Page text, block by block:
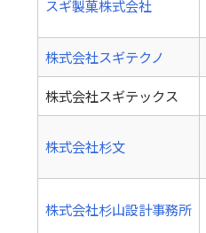
スギ製菓株式会社
株式会社スギテクノ
株式会社スギテックス
株式会社杉文
株式会社杉山設計事務所